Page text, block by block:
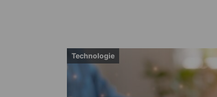
Technologie